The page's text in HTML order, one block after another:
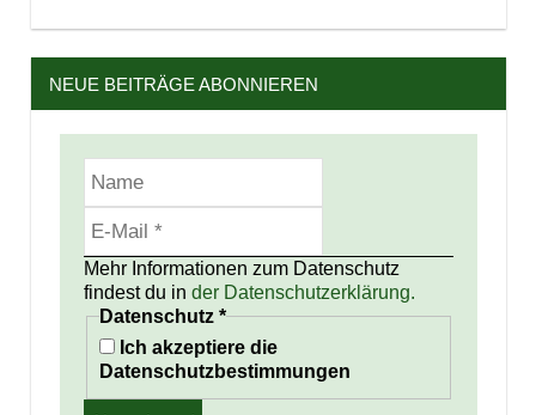
NEUE BEITRÄGE ABONNIEREN
Mehr Informationen zum Datenschutz
findest du in der Datenschutzerklärung.
Datenschutz *
Ich akzeptiere die
Datenschutzbestimmungen